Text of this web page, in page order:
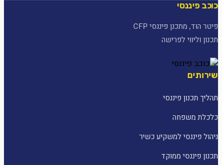
כוכב פיננסי
פיטר הוד, מתכנן פיננסי CFP
תכנון וליווי לפרישה
שירותים
תהליך תכנון פיננסי
כלכלת משפחה
ניהול פיננסי למשקיע כשיר
תכנון פיננסי ממוקד